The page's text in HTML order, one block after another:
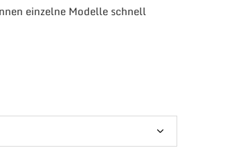
einzelne Modelle schnell